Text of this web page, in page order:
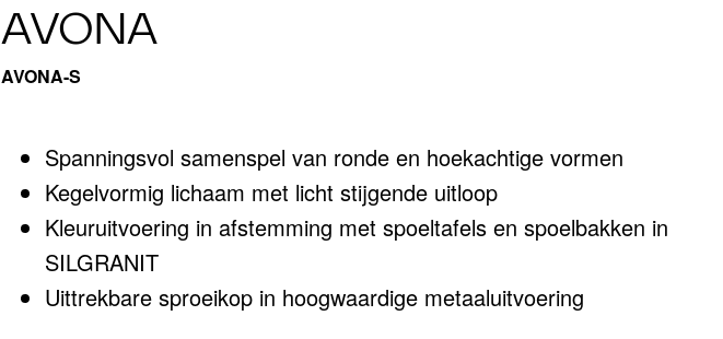
AVONA
AVONA-S
Spanningsvol samenspel van ronde en hoekachtige vormen
Kegelvormig lichaam met licht stijgende uitloop
Kleuruitvoering in afstemming met spoeltafels en spoelbakken in
SILGRANIT
Uittrekbare sproeikop in hoogwaardige metaaluitvoering